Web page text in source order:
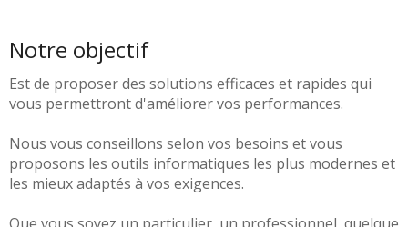
Notre objectif
Est de proposer des solutions efficaces et rapides qui
vous permettront d'améliorer vos performances.
Nous vous conseillons selon vos besoins et vous
proposons les outils informatiques les plus modernes et
les mieux adaptés à vos exigences.